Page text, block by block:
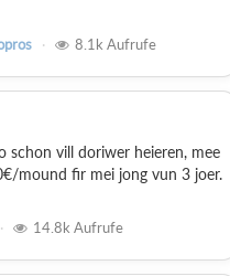
8.1k Aufrufe
schon vill doriwer heieren, mee
mound fir mei jong vun 3 joer.
14.8k Aufrufe